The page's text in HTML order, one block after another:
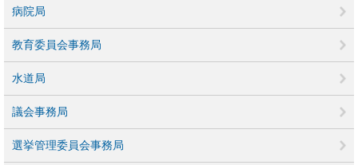
病院局
教育委員会事務局
水道局
議会事務局
選挙管理委員会事務局